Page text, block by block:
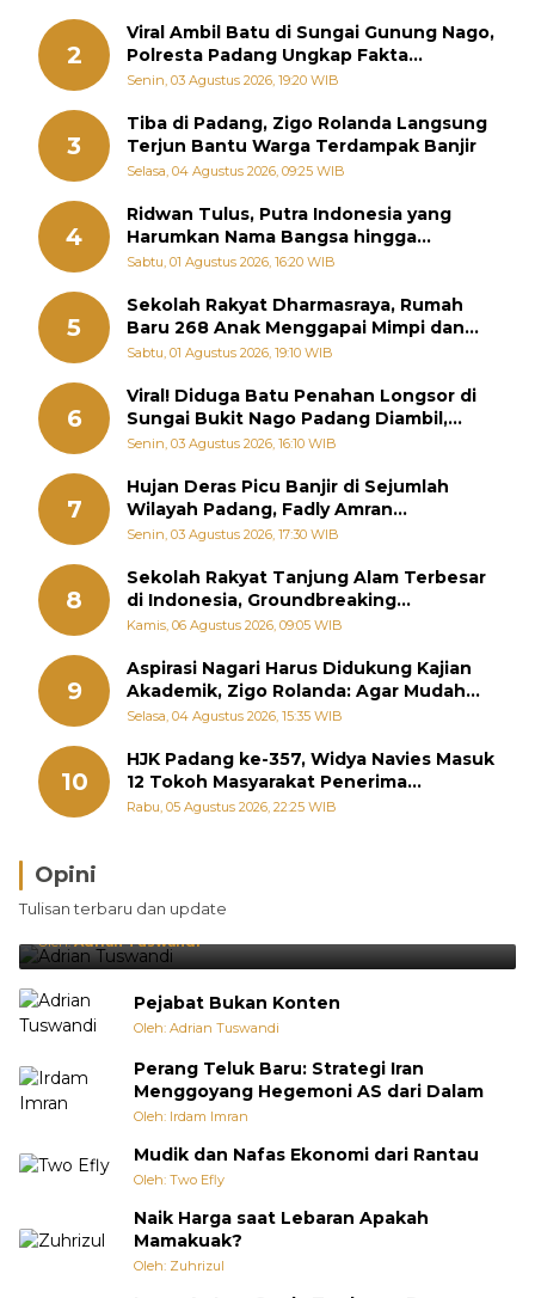
2
Viral Ambil Batu di Sungai Gunung Nago,
Polresta Padang Ungkap Fakta
Sebenarnya
Senin, 03 Agustus 2026, 19:20 WIB
3
Tiba di Padang, Zigo Rolanda Langsung
Terjun Bantu Warga Terdampak Banjir
Selasa, 04 Agustus 2026, 09:25 WIB
4
Ridwan Tulus, Putra Indonesia yang
Harumkan Nama Bangsa hingga
Diabadikan dalam Buku Jepang
Sabtu, 01 Agustus 2026, 16:20 WIB
5
Sekolah Rakyat Dharmasraya, Rumah
Baru 268 Anak Menggapai Mimpi dan
Memutus Rantai Kemiskinan
Sabtu, 01 Agustus 2026, 19:10 WIB
6
Viral! Diduga Batu Penahan Longsor di
Sungai Bukit Nago Padang Diambil,
Warga Khawatir Bencana Terulang
Senin, 03 Agustus 2026, 16:10 WIB
7
Hujan Deras Picu Banjir di Sejumlah
Wilayah Padang, Fadly Amran
Perintahkan OPD Siaga
Senin, 03 Agustus 2026, 17:30 WIB
8
Sekolah Rakyat Tanjung Alam Terbesar
di Indonesia, Groundbreaking
September
Kamis, 06 Agustus 2026, 09:05 WIB
9
Aspirasi Nagari Harus Didukung Kajian
Akademik, Zigo Rolanda: Agar Mudah
Diperjuangkan di Kementerian
Selasa, 04 Agustus 2026, 15:35 WIB
10
HJK Padang ke-357, Widya Navies Masuk
12 Tokoh Masyarakat Penerima
Penghargaan Pemko Padang
Rabu, 05 Agustus 2026, 22:25 WIB
Opini
Tulisan terbaru dan update
Brasil Lebih Diunggulkan, tetapi Jepang Selalu
Punya Cara Membuat Kejutan
Oleh:Adrian Tuswandi
Pejabat Bukan Konten
Oleh: Adrian Tuswandi
Perang Teluk Baru: Strategi Iran
Menggoyang Hegemoni AS dari Dalam
Oleh: Irdam Imran
Mudik dan Nafas Ekonomi dari Rantau
Oleh: Two Efly
Naik Harga saat Lebaran Apakah
Mamakuak?
Oleh: Zuhrizul